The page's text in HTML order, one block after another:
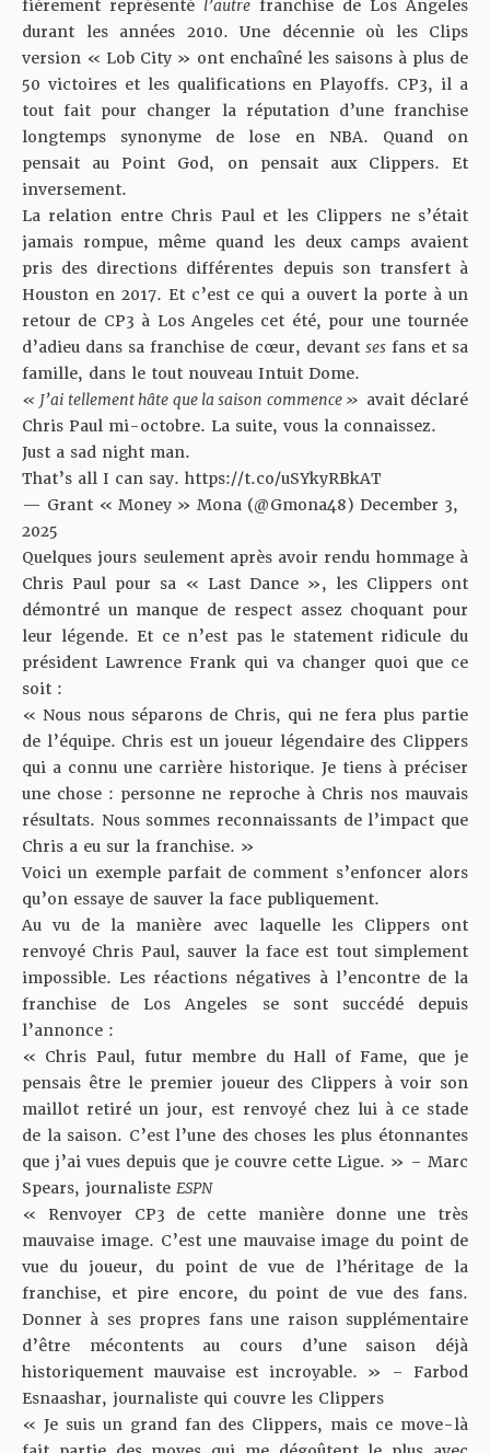
fièrement représenté l’autre franchise de Los Angeles
durant les années 2010. Une décennie où les Clips
version « Lob City » ont enchaîné les saisons à plus de
50 victoires et les qualifications en Playoffs. CP3, il a
tout fait pour changer la réputation d’une franchise
longtemps synonyme de lose en NBA. Quand on
pensait au Point God, on pensait aux Clippers. Et
inversement.
La relation entre Chris Paul et les Clippers ne s’était
jamais rompue, même quand les deux camps avaient
pris des directions différentes depuis son transfert à
Houston en 2017. Et c’est ce qui a ouvert la porte à un
retour de CP3 à Los Angeles cet été, pour une tournée
d’adieu dans sa franchise de cœur, devant sesfans et sa
famille, dans le tout nouveau Intuit Dome.
« J’ai tellement hâte que la saison commence » avait déclaré
Chris Paul mi-octobre. La suite, vous la connaissez.
Just a sad night man.
That’s all I can say. https://t.co/uSYkyRBkAT
— Grant « Money » Mona (@Gmona48) December 3,
2025
Quelques jours seulement après avoir rendu hommage à
Chris Paul pour sa « Last Dance », les Clippers ont
démontré un manque de respect assez choquant pour
leur légende. Et ce n’est pas le statement ridicule du
président Lawrence Frank qui va changer quoi que ce
soit :
« Nous nous séparons de Chris, qui ne fera plus partie
de l’équipe. Chris est un joueur légendaire des Clippers
qui a connu une carrière historique. Je tiens à préciser
une chose : personne ne reproche à Chris nos mauvais
résultats. Nous sommes reconnaissants de l’impact que
Chris a eu sur la franchise. »
Voici un exemple parfait de comment s’enfoncer alors
qu’on essaye de sauver la face publiquement.
Au vu de la manière avec laquelle les Clippers ont
renvoyé Chris Paul, sauver la face est tout simplement
impossible. Les réactions négatives à l’encontre de la
franchise de Los Angeles se sont succédé depuis
l’annonce :
« Chris Paul, futur membre du Hall of Fame, que je
pensais être le premier joueur des Clippers à voir son
maillot retiré un jour, est renvoyé chez lui à ce stade
de la saison. C’est l’une des choses les plus étonnantes
que j’ai vues depuis que je couvre cette Ligue. » – Marc
Spears, journaliste ESPN
« Renvoyer CP3 de cette manière donne une très
mauvaise image. C’est une mauvaise image du point de
vue du joueur, du point de vue de l’héritage de la
franchise, et pire encore, du point de vue des fans.
Donner à ses propres fans une raison supplémentaire
d’être mécontents au cours d’une saison déjà
historiquement mauvaise est incroyable. » – Farbod
Esnaashar, journaliste qui couvre les Clippers
« Je suis un grand fan des Clippers, mais ce move-là